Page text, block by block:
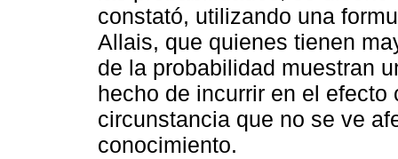
constató, utilizando una
Allais, que quienes tienen
de la probabilidad muestran
hecho de incurrir en el
circunstancia que no se ve
conocimiento.